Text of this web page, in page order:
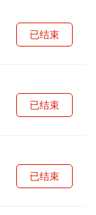
已结束
已结束
已结束